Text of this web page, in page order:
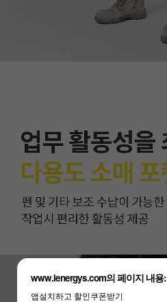
www.lenergys.com의 페이지 내용:
앱설치하고 할인쿠폰받기